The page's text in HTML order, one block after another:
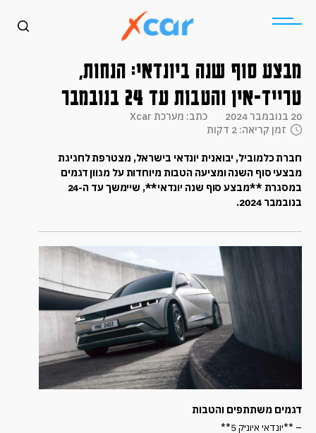
מבצע סוף שנה ביונדאי: הנחות,
טרייד-אין והטבות עד 24 בנובמבר
20 בנובמבר 2024
כתב: מערכת Xcar
זמן קריאה: 2 דקות
חברת כלמוביל, יבואנית יונדאי בישראל, מצטרפת לחגיגת
מבצעי סוף השנה ומציעה הטבות מיוחדות על מגוון דגמים
במסגרת **מבצע סוף שנה יונדאי**, שיימשך עד ה-24
בנובמבר 2024.
דגמים משתתפים והטבות
– **יונדאי איוניק 5**